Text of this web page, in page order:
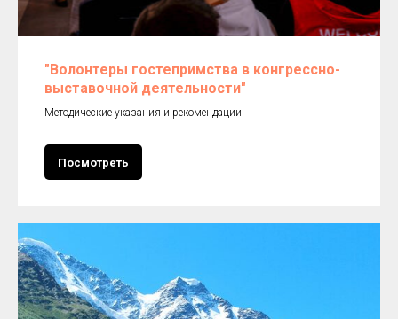
"Волонтеры гостепримства в конгрессно-
выставочной деятельности"
Методические указания и рекомендации
Посмотреть